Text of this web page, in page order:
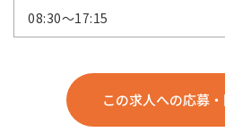
08:30～17:15
この求人への応募